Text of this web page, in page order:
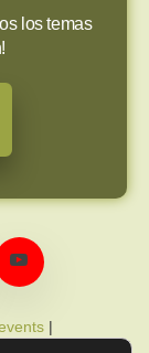
los temas
|